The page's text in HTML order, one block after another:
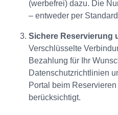
(werbefrei) dazu. Die
– entweder per
Sichere Reservierung
Verschlüsselte
Bezahlung für Ihr
Datenschutzrichtlinien
Portal beim
berücksichtigt.